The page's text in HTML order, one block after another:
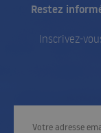
Restez
Inscrivez-